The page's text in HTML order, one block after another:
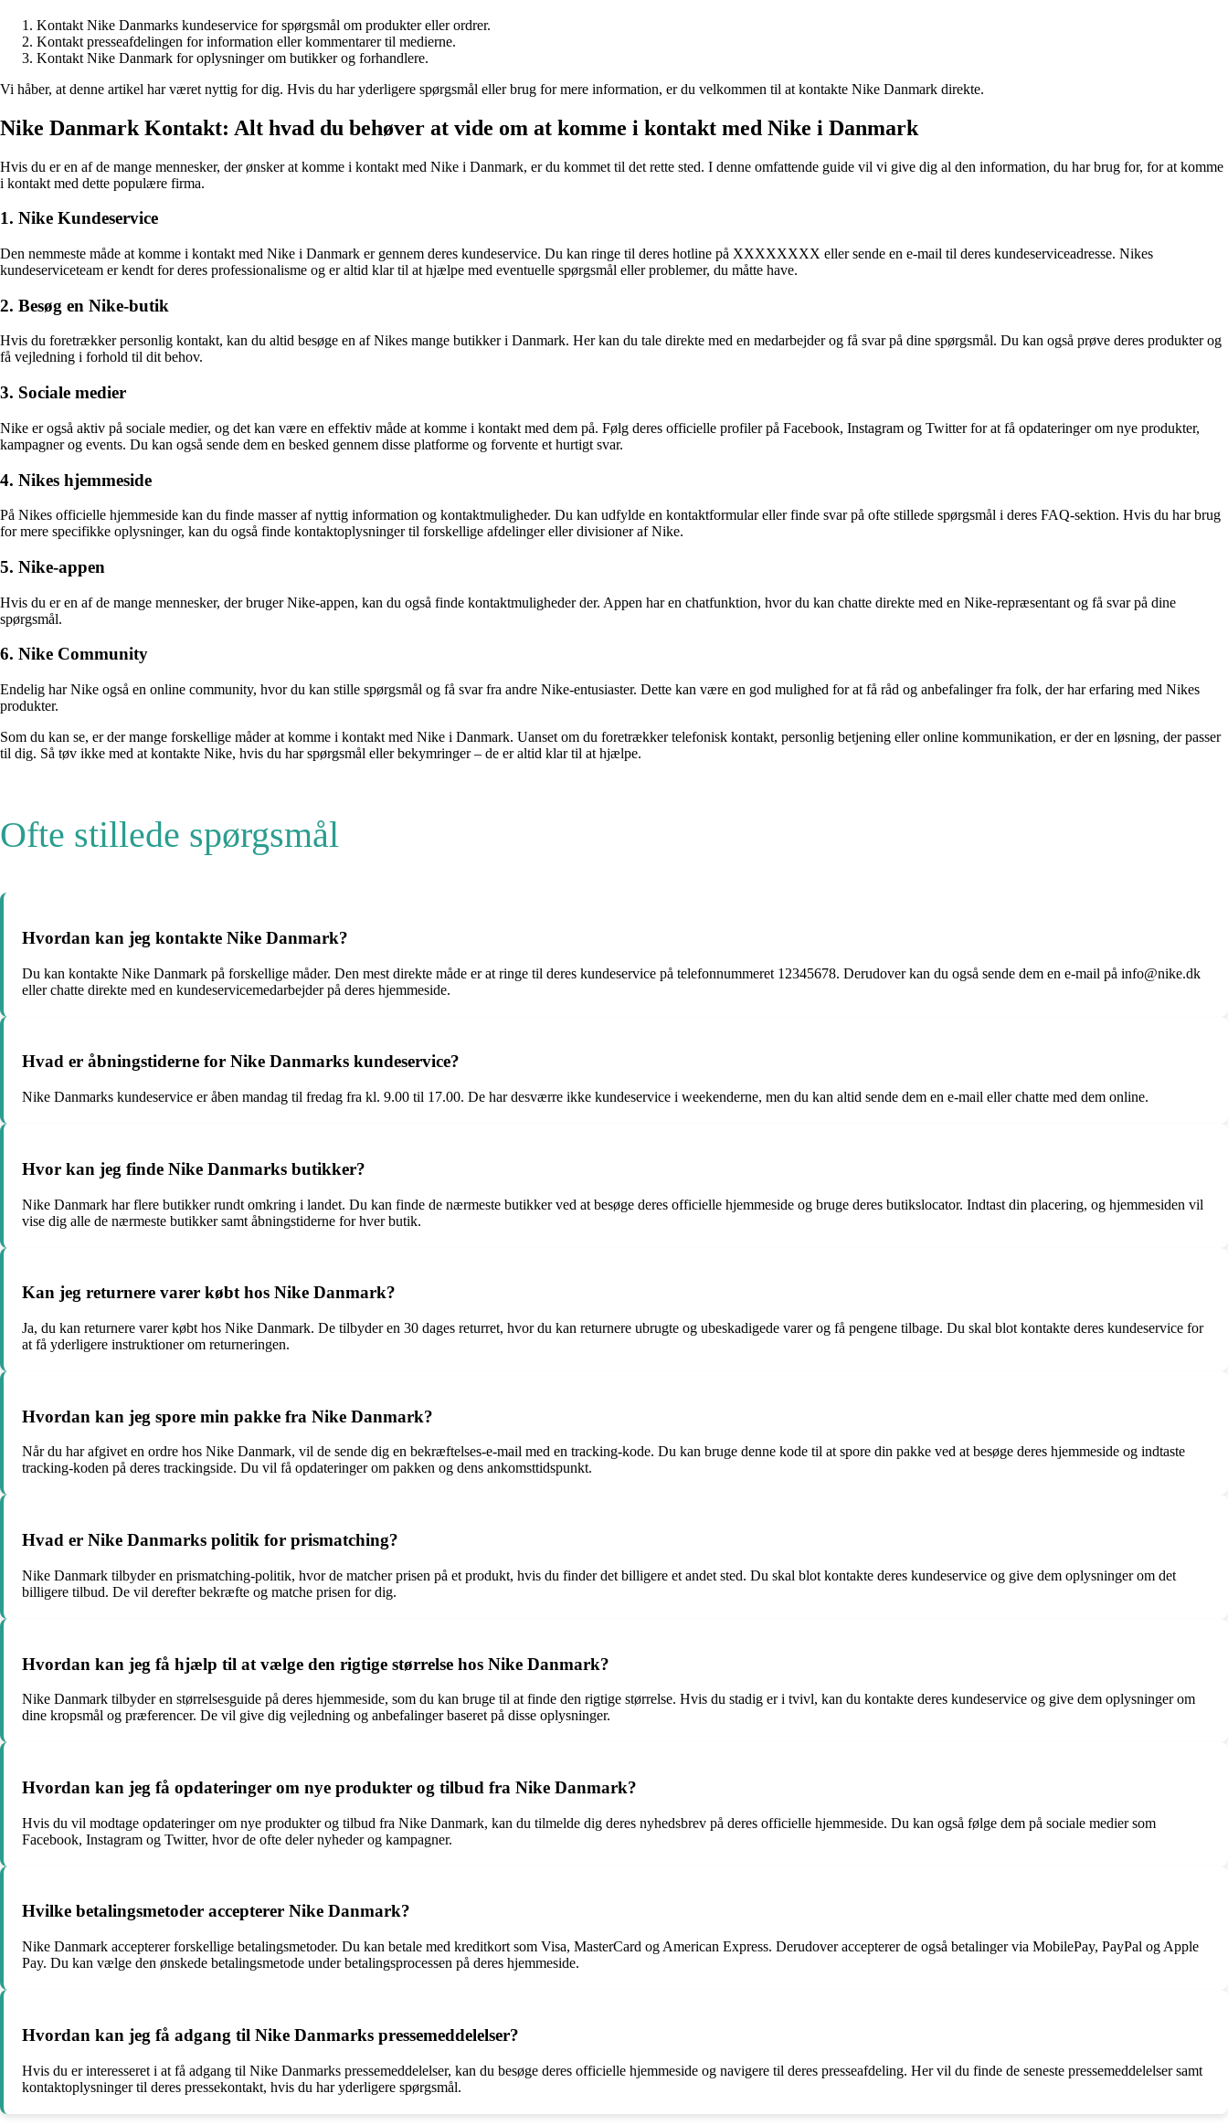
Kontakt Nike Danmarks kundeservice for spørgsmål om produkter eller ordrer.
Kontakt presseafdelingen for information eller kommentarer til medierne.
Kontakt Nike Danmark for oplysninger om butikker og forhandlere.
Vi håber, at denne artikel har været nyttig for dig. Hvis du har yderligere spørgsmål eller brug for mere information, er du velkommen til at kontakte Nike Danmark direkte.
Nike Danmark Kontakt: Alt hvad du behøver at vide om at komme i kontakt med Nike i Danmark
Hvis du er en af de mange mennesker, der ønsker at komme i kontakt med Nike i Danmark, er du kommet til det rette sted. I denne omfattende guide vil vi give dig al den information, du har brug for, for at komme
i kontakt med dette populære firma.
1. Nike Kundeservice
Den nemmeste måde at komme i kontakt med Nike i Danmark er gennem deres kundeservice. Du kan ringe til deres hotline på XXXXXXXX eller sende en e-mail til deres kundeserviceadresse. Nikes
kundeserviceteam er kendt for deres professionalisme og er altid klar til at hjælpe med eventuelle spørgsmål eller problemer, du måtte have.
2. Besøg en Nike-butik
Hvis du foretrækker personlig kontakt, kan du altid besøge en af Nikes mange butikker i Danmark. Her kan du tale direkte med en medarbejder og få svar på dine spørgsmål. Du kan også prøve deres produkter og
få vejledning i forhold til dit behov.
3. Sociale medier
Nike er også aktiv på sociale medier, og det kan være en effektiv måde at komme i kontakt med dem på. Følg deres officielle profiler på Facebook, Instagram og Twitter for at få opdateringer om nye produkter,
kampagner og events. Du kan også sende dem en besked gennem disse platforme og forvente et hurtigt svar.
4. Nikes hjemmeside
På Nikes officielle hjemmeside kan du finde masser af nyttig information og kontaktmuligheder. Du kan udfylde en kontaktformular eller finde svar på ofte stillede spørgsmål i deres FAQ-sektion. Hvis du har brug
for mere specifikke oplysninger, kan du også finde kontaktoplysninger til forskellige afdelinger eller divisioner af Nike.
5. Nike-appen
Hvis du er en af de mange mennesker, der bruger Nike-appen, kan du også finde kontaktmuligheder der. Appen har en chatfunktion, hvor du kan chatte direkte med en Nike-repræsentant og få svar på dine
spørgsmål.
6. Nike Community
Endelig har Nike også en online community, hvor du kan stille spørgsmål og få svar fra andre Nike-entusiaster. Dette kan være en god mulighed for at få råd og anbefalinger fra folk, der har erfaring med Nikes
produkter.
Som du kan se, er der mange forskellige måder at komme i kontakt med Nike i Danmark. Uanset om du foretrækker telefonisk kontakt, personlig betjening eller online kommunikation, er der en løsning, der passer
til dig. Så tøv ikke med at kontakte Nike, hvis du har spørgsmål eller bekymringer – de er altid klar til at hjælpe.
Ofte stillede spørgsmål
Hvordan kan jeg kontakte Nike Danmark?
Du kan kontakte Nike Danmark på forskellige måder. Den mest direkte måde er at ringe til deres kundeservice på telefonnummeret 12345678. Derudover kan du også sende dem en e-mail på info@nike.dk
eller chatte direkte med en kundeservicemedarbejder på deres hjemmeside.
Hvad er åbningstiderne for Nike Danmarks kundeservice?
Nike Danmarks kundeservice er åben mandag til fredag fra kl. 9.00 til 17.00. De har desværre ikke kundeservice i weekenderne, men du kan altid sende dem en e-mail eller chatte med dem online.
Hvor kan jeg finde Nike Danmarks butikker?
Nike Danmark har flere butikker rundt omkring i landet. Du kan finde de nærmeste butikker ved at besøge deres officielle hjemmeside og bruge deres butikslocator. Indtast din placering, og hjemmesiden vil
vise dig alle de nærmeste butikker samt åbningstiderne for hver butik.
Kan jeg returnere varer købt hos Nike Danmark?
Ja, du kan returnere varer købt hos Nike Danmark. De tilbyder en 30 dages returret, hvor du kan returnere ubrugte og ubeskadigede varer og få pengene tilbage. Du skal blot kontakte deres kundeservice for
at få yderligere instruktioner om returneringen.
Hvordan kan jeg spore min pakke fra Nike Danmark?
Når du har afgivet en ordre hos Nike Danmark, vil de sende dig en bekræftelses-e-mail med en tracking-kode. Du kan bruge denne kode til at spore din pakke ved at besøge deres hjemmeside og indtaste
tracking-koden på deres trackingside. Du vil få opdateringer om pakken og dens ankomsttidspunkt.
Hvad er Nike Danmarks politik for prismatching?
Nike Danmark tilbyder en prismatching-politik, hvor de matcher prisen på et produkt, hvis du finder det billigere et andet sted. Du skal blot kontakte deres kundeservice og give dem oplysninger om det
billigere tilbud. De vil derefter bekræfte og matche prisen for dig.
Hvordan kan jeg få hjælp til at vælge den rigtige størrelse hos Nike Danmark?
Nike Danmark tilbyder en størrelsesguide på deres hjemmeside, som du kan bruge til at finde den rigtige størrelse. Hvis du stadig er i tvivl, kan du kontakte deres kundeservice og give dem oplysninger om
dine kropsmål og præferencer. De vil give dig vejledning og anbefalinger baseret på disse oplysninger.
Hvordan kan jeg få opdateringer om nye produkter og tilbud fra Nike Danmark?
Hvis du vil modtage opdateringer om nye produkter og tilbud fra Nike Danmark, kan du tilmelde dig deres nyhedsbrev på deres officielle hjemmeside. Du kan også følge dem på sociale medier som
Facebook, Instagram og Twitter, hvor de ofte deler nyheder og kampagner.
Hvilke betalingsmetoder accepterer Nike Danmark?
Nike Danmark accepterer forskellige betalingsmetoder. Du kan betale med kreditkort som Visa, MasterCard og American Express. Derudover accepterer de også betalinger via MobilePay, PayPal og Apple
Pay. Du kan vælge den ønskede betalingsmetode under betalingsprocessen på deres hjemmeside.
Hvordan kan jeg få adgang til Nike Danmarks pressemeddelelser?
Hvis du er interesseret i at få adgang til Nike Danmarks pressemeddelelser, kan du besøge deres officielle hjemmeside og navigere til deres presseafdeling. Her vil du finde de seneste pressemeddelelser samt
kontaktoplysninger til deres pressekontakt, hvis du har yderligere spørgsmål.